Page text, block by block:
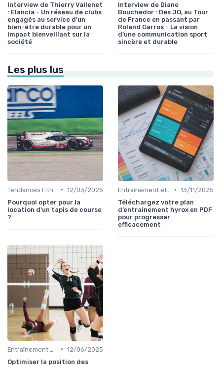
Interview de Thierry Vallenet
: Elancia - Un réseau de clubs
engagés au service d’un
bien-être durable pour un
impact bienveillant sur la
société
Interview de Diane
Bouchedor : Des JO, au Tour
de France en passant par
Roland Garros - La vision
d’une communication sport
sincère et durable
Les plus lus
• 12/03/2025
Pourquoi opter pour la
location d'un tapis de course
?
• 13/11/2025
Téléchargez votre plan
d’entraînement hyrox en PDF
pour progresser
efficacement
• 12/06/2025
Optimiser la position des